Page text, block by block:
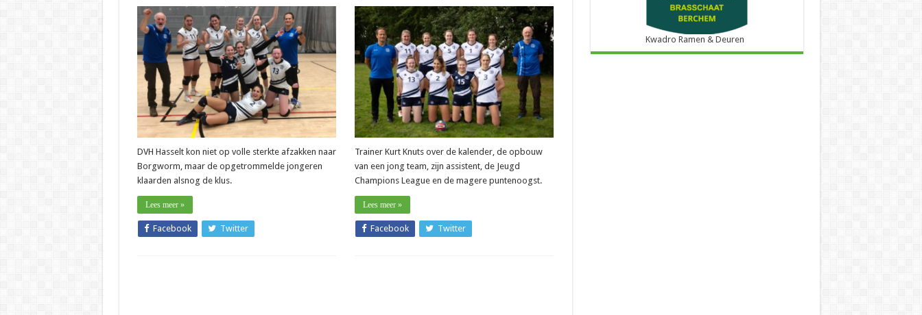
Diana
De
Gaspari
(DVH
Hasselt):
“We
blikken
voorzichtig
omhoog”
DVH Hasselt kon niet op volle sterkte afzakken naar
Borgworm, maar de opgetrommelde jongeren
klaarden alsnog de klus.
Lees meer »
Facebook Twitter
–
Kurt
Knuts
(DVH
Hasselt):
“Fouten
maken
mag
in
deze
fase”
Trainer Kurt Knuts over de kalender, de opbouw
van een jong team, zijn assistent, de Jeugd
Champions League en de magere puntenoogst.
Lees meer »
Facebook Twitter
Kwadro Ramen & Deuren